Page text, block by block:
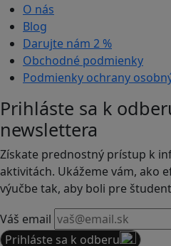
O nás
Blog
Darujte nám 2 %
Obchodné podmienky
Podmienky ochrany
Prihláste sa k
newslettera
Získate prednostný prístup k
aktivitách. Ukážeme vám, ako
výučbe tak, aby boli pre
Váš email
Prihláste sa k odberu